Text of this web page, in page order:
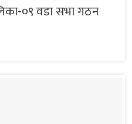
०९ वडा सभा गठन